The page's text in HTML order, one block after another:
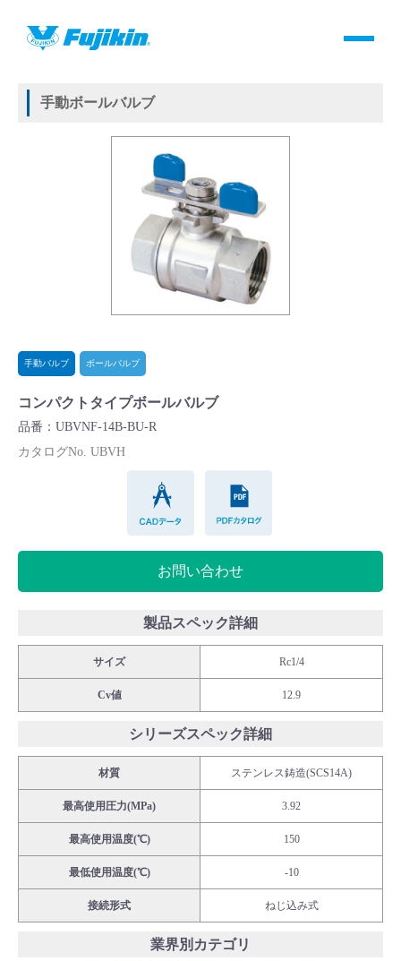
製品情報
バルブ・継手・システムを探す
製品カタログダウンロード
よくあるご質問(FAQ)・用語集
Cv値・流量計算ツール
バルブと継手のきほん
会社情報
Corporate Blog
採用情報
languageLanguage：日本語／English
HOME 製品情報
手動ボールバルブ
手動バルブ ボールバルブ
コンパクトタイプボールバルブ
品番：UBVNF-14B-BU-R
カタログNo. UBVH
お問い合わせ
製品スペック詳細
サイズ Rc1/4
Cv値 12.9
シリーズスペック詳細
材質 ステンレス鋳造(SCS14A)
最高使用圧力(MPa) 3.92
最高使用温度(℃) 150
最低使用温度(℃) -10
接続形式 ねじ込み式
業界別カテゴリ